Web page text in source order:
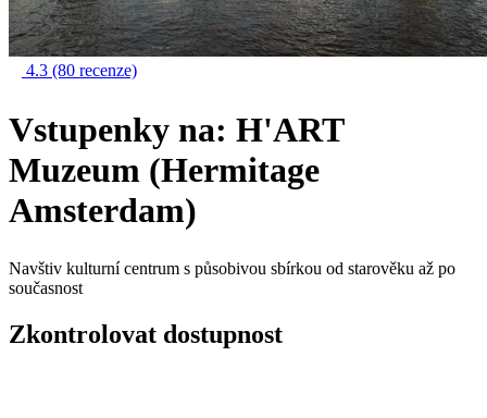
4.3 (80 recenze)
Vstupenky na: H'ART
Muzeum (Hermitage
Amsterdam)
Navštiv kulturní centrum s působivou sbírkou od starověku až po
současnost
Zkontrolovat dostupnost